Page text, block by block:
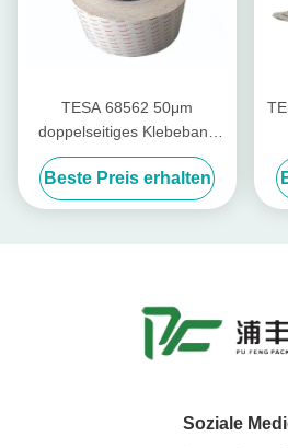
TESA 68562 50μm
doppelseitiges Klebeband
mit Tackifiziertem Acryl für
eine äußere Wetterfestigkeit
Beste Preis erhalten
Soziale